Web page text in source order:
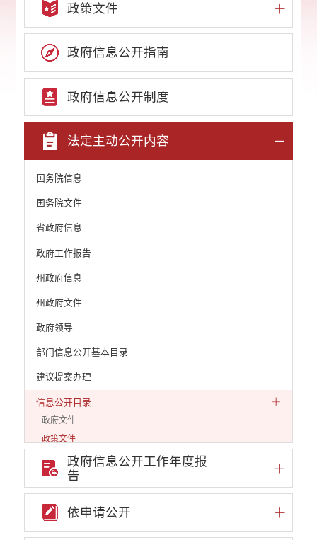
政策文件
政府信息公开指南
政府信息公开制度
法定主动公开内容
国务院信息
国务院文件
省政府信息
政府工作报告
州政府信息
州政府文件
政府领导
部门信息公开基本目录
建议提案办理
信息公开目录
政府文件
政策文件
通知公告
人事信息
公示公告
审计公告
网站普查
政府信息公开工作年度报
告
依申请公开